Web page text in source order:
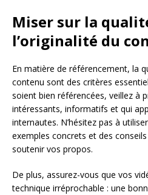
Miser sur la
l’originalité du
En matière de référencement, la
contenu sont des critères
soient bien référencées, veillez à
intéressants, informatifs et qui
internautes. N’hésitez pas à
exemples concrets et des
soutenir vos propos.
De plus, assurez-vous que vos
technique irréprochable : une